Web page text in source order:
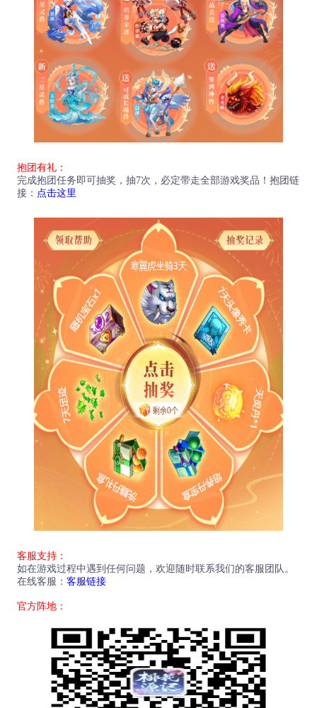
抱团有礼：
完成抱团任务即可抽奖，抽7次，必定带走全部游戏奖品！抱团链
接： 点击这里
客服支持：
如在游戏过程中遇到任何问题，欢迎随时联系我们的客服团队。
在线客服： 客服链接
官方阵地：